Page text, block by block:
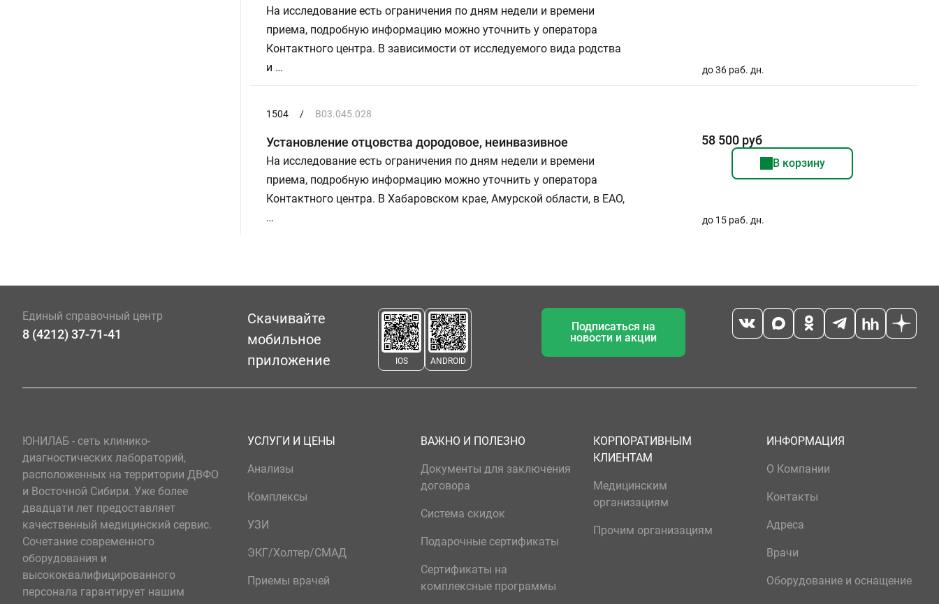
На исследование есть ограничения по дням недели и времени
приема, подробную информацию можно уточнить у оператора
Контактного центра. В зависимости от исследуемого вида родства
и …
до 36 раб. дн.
1504 / B03.045.028
Установление отцовства дородовое, неинвазивное
На исследование есть ограничения по дням недели и времени
приема, подробную информацию можно уточнить у оператора
Контактного центра. В Хабаровском крае, Амурской области, в ЕАО,
…
58 500 руб
В корзину
до 15 раб. дн.
Единый справочный центр
8 (4212) 37-71-41
Скачивайте
мобильное
приложение
IOS ANDROID
Подписаться на
новости и акции
ЮНИЛАБ - сеть клинико-
диагностических лабораторий,
расположенных на территории ДВФО
и Восточной Сибири. Уже более
двадцати лет предоставляет
качественный медицинский сервис.
Сочетание современного
оборудования и
высококвалифицированного
персонала гарантирует нашим
УСЛУГИ И ЦЕНЫ
Анализы
Комплексы
УЗИ
ЭКГ/Холтер/СМАД
Приемы врачей
ВАЖНО И ПОЛЕЗНО
Документы для заключения
договора
Система скидок
Подарочные сертификаты
Сертификаты на
комплексные программы
КОРПОРАТИВНЫМ
КЛИЕНТАМ
Медицинским
организациям
Прочим организациям
ИНФОРМАЦИЯ
О Компании
Контакты
Адреса
Врачи
Оборудование и оснащение